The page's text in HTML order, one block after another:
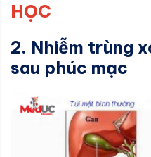
HỌC
2. Nhiễm trùng
sau phúc mạc